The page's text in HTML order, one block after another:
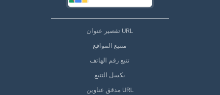
تقصير عنوان URL
متتبع المواقع
تتبع رقم الهاتف
بكسل التتبع
مدقق عناوين URL